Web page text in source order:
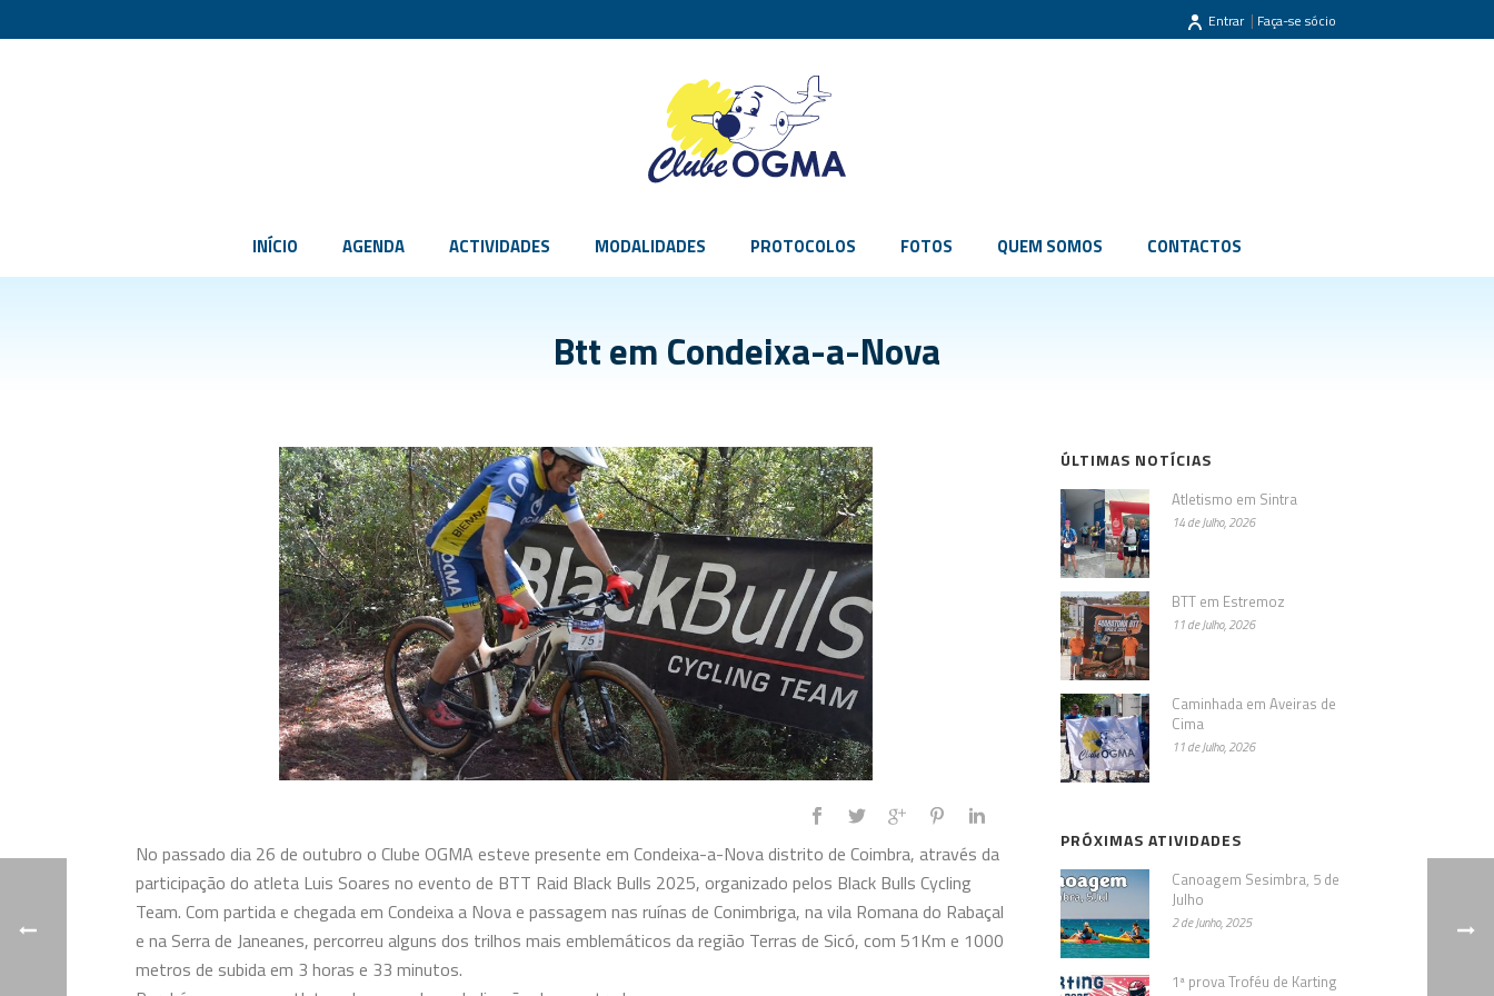
Entrar | Faça-se sócio
INÍCIO AGENDA ACTIVIDADES MODALIDADES PROTOCOLOS FOTOS QUEM SOMOS CONTACTOS
Btt em Condeixa-a-Nova
No passado dia 26 de outubro o Clube OGMA esteve presente em Condeixa-a-Nova distrito de Coimbra, através da
participação do atleta Luis Soares no evento de BTT Raid Black Bulls 2025, organizado pelos Black Bulls Cycling
Team. Com partida e chegada em Condeixa a Nova e passagem nas ruínas de Conimbriga, na vila Romana do Rabaçal
e na Serra de Janeanes, percorreu alguns dos trilhos mais emblemáticos da região Terras de Sicó, com 51Km e 1000
metros de subida em 3 horas e 33 minutos.
ÚLTIMAS NOTÍCIAS
Atletismo em Sintra
14 de Julho, 2026
BTT em Estremoz
11 de Julho, 2026
Caminhada em Aveiras de
Cima
11 de Julho, 2026
PRÓXIMAS ATIVIDADES
Canoagem Sesimbra, 5 de
Julho
2 de Junho, 2025
1ª prova Troféu de Karting